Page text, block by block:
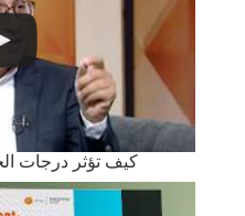
كيف تؤثر درجات